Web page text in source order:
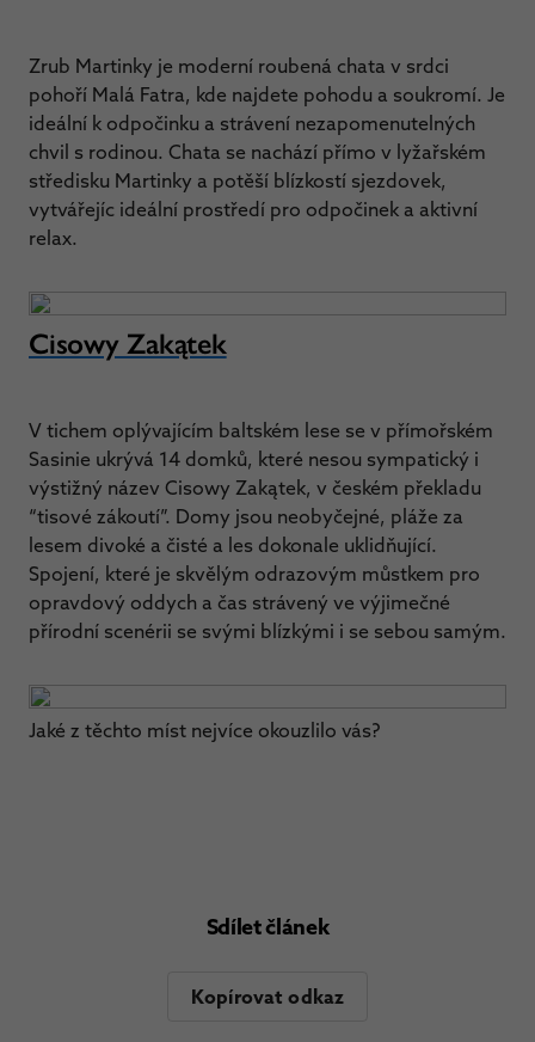
Zrub Martinky je moderní roubená chata v srdci
pohoří Malá Fatra, kde najdete pohodu a soukromí. Je
ideální k odpočinku a strávení nezapomenutelných
chvil s rodinou. Chata se nachází přímo v lyžařském
středisku Martinky a potěší blízkostí sjezdovek,
vytvářejíc ideální prostředí pro odpočinek a aktivní
relax.
Cisowy Zakątek
V tichem oplývajícím baltském lese se v přímořském
Sasinie ukrývá 14 domků, které nesou sympatický i
výstižný název Cisowy Zakątek, v českém překladu
“tisové zákoutí”. Domy jsou neobyčejné, pláže za
lesem divoké a čisté a les dokonale uklidňující.
Spojení, které je skvělým odrazovým můstkem pro
opravdový oddych a čas strávený ve výjimečné
přírodní scenérii se svými blízkými i se sebou samým.
Jaké z těchto míst nejvíce okouzlilo vás?
Sdílet článek
Kopírovat odkaz